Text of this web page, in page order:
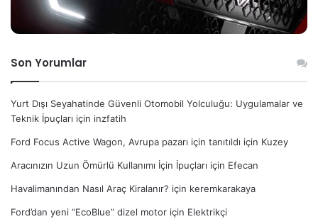
Son Yorumlar
Yurt Dışı Seyahatinde Güvenli Otomobil Yolculuğu: Uygulamalar ve
Teknik İpuçları için inzfatih
Ford Focus Active Wagon, Avrupa pazarı için tanıtıldı için Kuzey
Aracınızın Uzun Ömürlü Kullanımı İçin İpuçları için Efecan
Havalimanından Nasıl Araç Kiralanır? için keremkarakaya
Ford’dan yeni “EcoBlue” dizel motor için Elektrikçi